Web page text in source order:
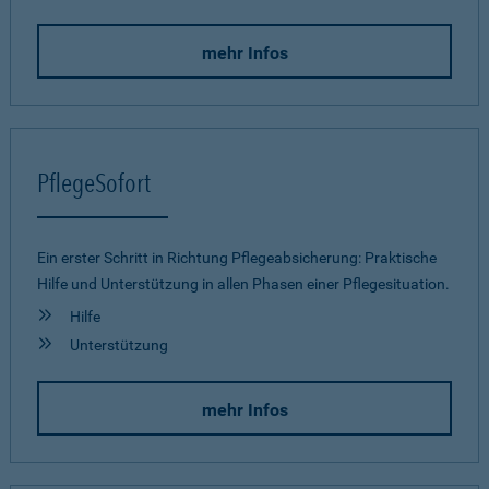
mehr Infos
PflegeSofort
Ein erster Schritt in Richtung Pflegeab­sicherung: Praktische
Hilfe und Unterstützung in allen Phasen einer Pflegesituation.
Hilfe
Unterstützung
mehr Infos